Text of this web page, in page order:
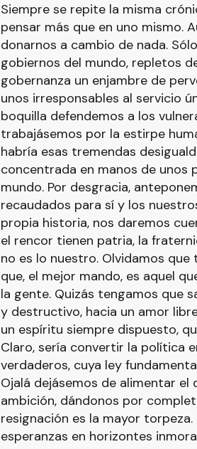
Siempre se repite la misma
pensar más que en uno mismo.
donarnos a cambio de nada.
gobiernos del mundo, repletos
gobernanza un enjambre de
unos irresponsables al servicio
boquilla defendemos a los
trabajásemos por la estirpe
habría esas tremendas
concentrada en manos de
mundo. Por desgracia,
recaudados para sí y los
propia historia, nos daremos
el rencor tienen patria, la
no es lo nuestro. Olvidamos
que, el mejor mando, es aquel
la gente. Quizás tengamos que
y destructivo, hacia un amor
un espíritu siempre dispuesto,
Claro, sería convertir la política
verdaderos, cuya ley
Ojalá dejásemos de alimentar
ambición, dándonos por
resignación es la mayor
esperanzas en horizontes